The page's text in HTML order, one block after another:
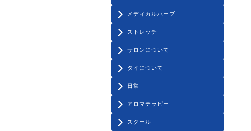
メディカルハーブ
ストレッチ
サロンについて
タイについて
日常
アロマテラピー
スクール